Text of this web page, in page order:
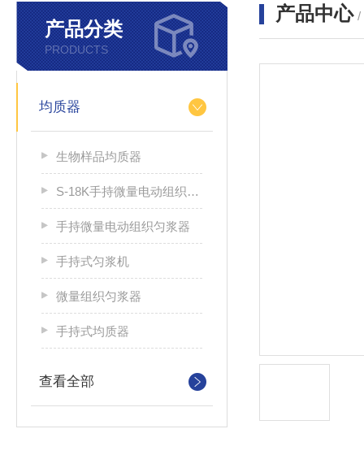
产品分类
PRODUCTS
均质器
生物样品均质器
S-18K手持微量电动组织匀浆器
手持微量电动组织匀浆器
手持式匀浆机
微量组织匀浆器
手持式均质器
查看全部
产品中心 /